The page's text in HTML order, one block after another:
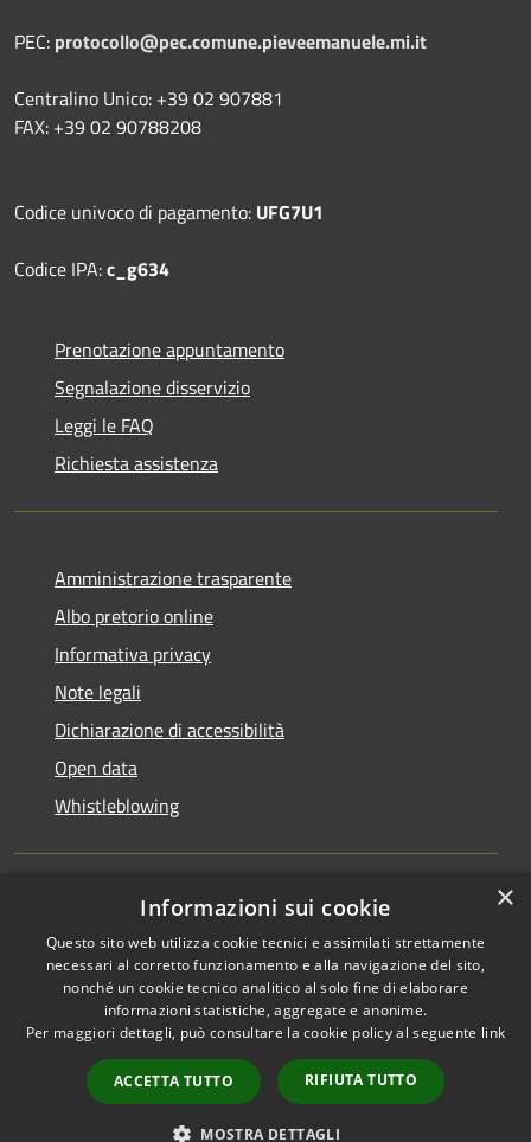
PEC: protocollo@pec.comune.pieveemanuele.mi.it
Centralino Unico: +39 02 907881
FAX: +39 02 90788208
Codice univoco di pagamento: UFG7U1
Codice IPA:c_g634
Prenotazione appuntamento
Segnalazione disservizio
Leggi le FAQ
Richiesta assistenza
Amministrazione trasparente
Albo pretorio online
Informativa privacy
Note legali
Dichiarazione di accessibilità
Open data
Whistleblowing
Accessibilità
Privacy
Mappa del sito
Area Riservata
Dipendenti
WebMail Dipendenti
Pieve Emanuele • Powered by
Municipium•Accesso
redazione
×
Informazioni sui cookie
Questo sito web utilizza cookie tecnici e assimilati strettamente
necessari al corretto funzionamento e alla navigazione del sito,
nonché un cookie tecnico analitico al solo fine di elaborare
informazioni statistiche, aggregate e anonime.
Per maggiori dettagli, può consultare la cookie policy al seguente link
ACCETTA TUTTO RIFIUTA TUTTO
MOSTRA DETTAGLI